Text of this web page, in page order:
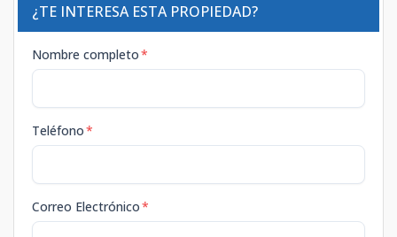
¿TE INTERESA ESTA PROPIEDAD?
Nombre completo*
Teléfono*
Correo Electrónico*